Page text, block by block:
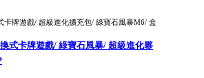
卡牌遊戲/ 超級進化擴充包/ 綠寶石風暴M6/ 盒
式卡牌遊戲/ 綠寶石風暴/ 超級進化夥